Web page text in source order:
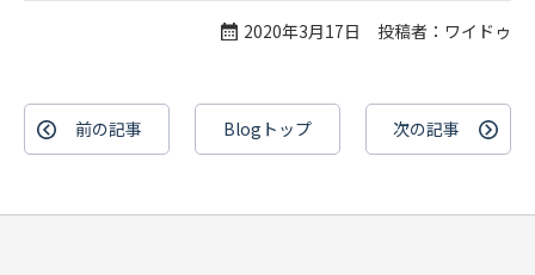
2020年3月17日 投稿者：ワイドゥ
前の記事 Blogトップ 次の記事